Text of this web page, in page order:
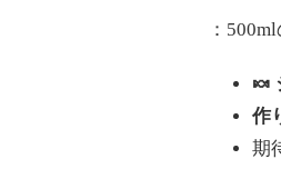
：
🍬
作
期